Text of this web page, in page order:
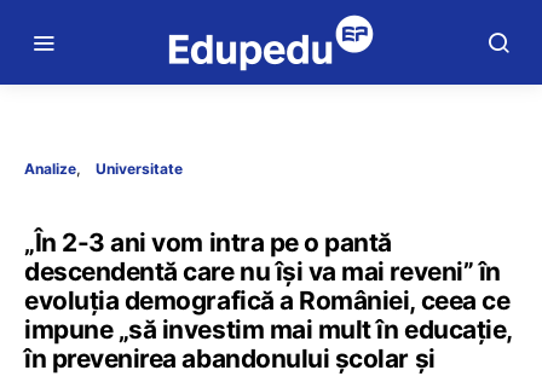
Analize Universitate
„În 2-3 ani vom intra pe o pantă
descendentă care nu își va mai reveni” în
evoluția demografică a României, ceea ce
impune „să investim mai mult în educație,
în prevenirea abandonului școlar și